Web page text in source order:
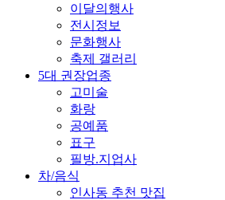
이달의행사
전시정보
문화행사
축제 갤러리
5대 권장업종
고미술
화랑
공예품
표구
필방.지업사
차/음식
인사동 추천 맛집